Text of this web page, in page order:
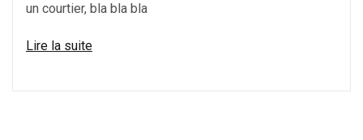
un courtier, bla bla bla
Lire la suite